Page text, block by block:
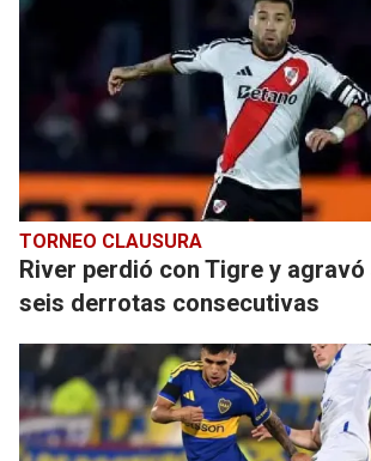
TORNEO CLAUSURA
River perdió con Tigre y
seis derrotas consecutivas